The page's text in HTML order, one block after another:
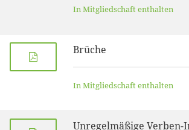
In Mitgliedschaft enthalten
Brüche
In Mitgliedschaft enthalten
Unregelmäßige